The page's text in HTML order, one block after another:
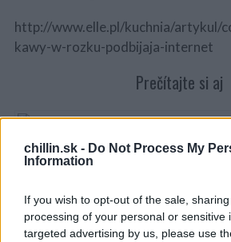
chillin.sk - Do Not Process My
Information
If you wish to opt-out of the sale,
processing of your personal or sensitive
targeted advertising by us, please use
http://www.elle.pl/kuchnia/artykul/
kawy-w-rozku-podbijaja-internet
Prečítajte si aj
Dôverujte si, rozprávajte sa a užívajte si: 6 tipov, ako
22. septembra 2025
S
a
c